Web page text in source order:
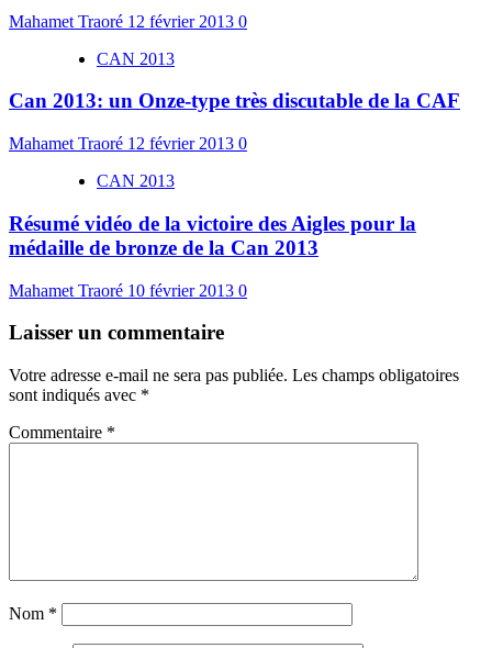
Mahamet Traoré 12 février 2013 0
CAN 2013
Can 2013: un Onze-type très discutable de la CAF
Mahamet Traoré 12 février 2013 0
CAN 2013
Résumé vidéo de la victoire des Aigles pour la
médaille de bronze de la Can 2013
Mahamet Traoré 10 février 2013 0
Laisser un commentaire
Votre adresse e-mail ne sera pas publiée. Les champs obligatoires
sont indiqués avec *
Commentaire *
Nom *